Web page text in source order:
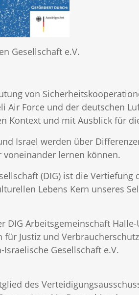
Gesellschaft e.V.
von
Air Force und der deutschen
Kontext und mit Ausblick für
Israel werden über
lernen können.
(DIG) ist die
Lebens Kern unseres
DIG Arbeitsgemeinschaft
Justiz und
Gesellschaft e.V.
des